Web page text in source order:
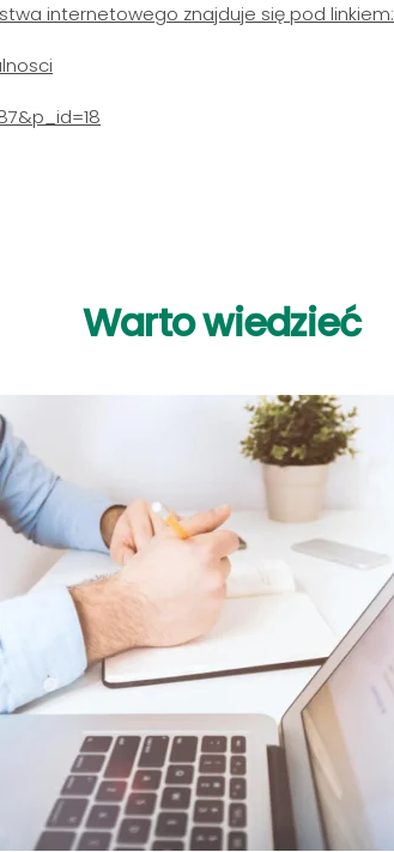
internetowego znajduje się pod linkiem:
Wartowiedzieć